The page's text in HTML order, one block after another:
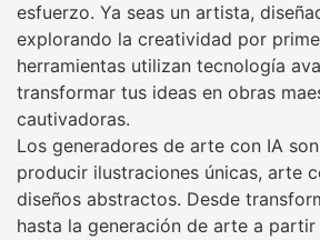
esfuerzo. Ya seas un artista,
explorando la creatividad por
herramientas utilizan tecnología
transformar tus ideas en obras
cautivadoras.
Los generadores de arte con IA
producir ilustraciones únicas, arte
diseños abstractos. Desde
hasta la generación de arte a